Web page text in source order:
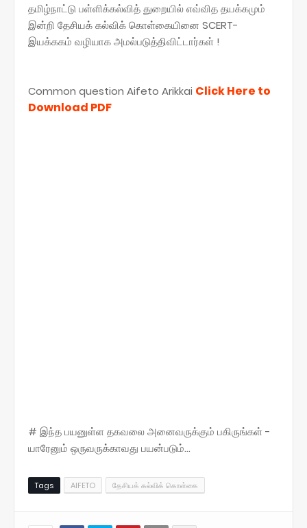
தமிழ்நாட்டு பள்ளிக்கல்வித் துறையில் எவ்வித தயக்கமும்
இன்றி தேசியக் கல்விக் கொள்கையினை SCERT-
இயக்ககம் வழியாக அமல்படுத்திவிட்டார்கள் !
Common question Aifeto Arikkai Click Here to
Download PDF
# இந்த பயனுள்ள தகவலை அனைவருக்கும் பகிருங்கள் -
யாரேனும் ஒருவருக்காவது பயன்படும்...
Tags AIFETO தேசியக் கல்விக் கொள்கை